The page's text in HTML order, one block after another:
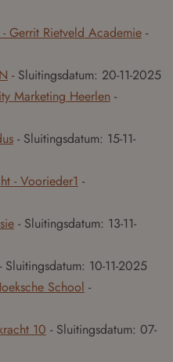
Gerrit Rietveld Academie -
- Sluitingsdatum: 20-11-2025
Marketing Heerlen -
- Sluitingsdatum: 15-11-
- Voorieder1 -
- Sluitingsdatum: 13-11-
- Sluitingsdatum: 10-11-2025
School -
10 - Sluitingsdatum: 07-